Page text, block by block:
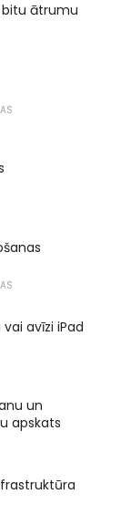
bitu ātrumu
avīzi iPad
un
apskats